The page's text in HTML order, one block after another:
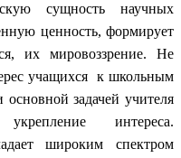
сущность научных
ценность, формирует
их мировоззрение. Не
учащихся к школьным
задачей учителя
интереса.
широким спектром